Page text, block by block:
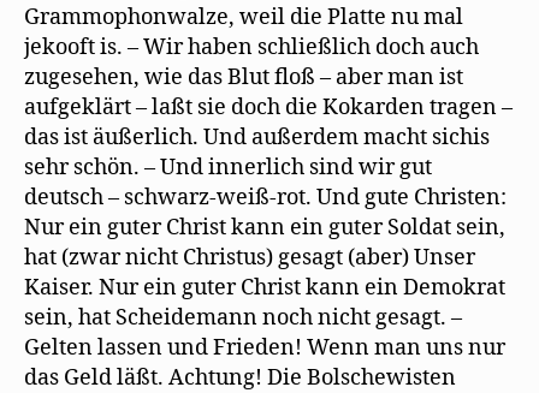
Grammophonwalze, weil die Platte nu mal
jekooft is. – Wir haben schließlich doch auch
zugesehen, wie das Blut floß – aber man ist
aufgeklärt – laßt sie doch die Kokarden tragen –
das ist äußerlich. Und außerdem macht sichis
sehr schön. – Und innerlich sind wir gut
deutsch – schwarz-weiß-rot. Und gute Christen:
Nur ein guter Christ kann ein guter Soldat sein,
hat (zwar nicht Christus) gesagt (aber) Unser
Kaiser. Nur ein guter Christ kann ein Demokrat
sein, hat Scheidemann noch nicht gesagt. –
Gelten lassen und Frieden! Wenn man uns nur
das Geld läßt. Achtung! Die Bolschewisten